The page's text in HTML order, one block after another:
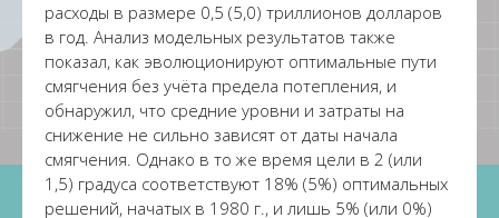
расходы в размере 0,5 (5,0) триллионов долларов
в год. Анализ модельных результатов также
показал, как эволюционируют оптимальные пути
смягчения без учёта предела потепления, и
обнаружил, что средние уровни и затраты на
снижение не сильно зависят от даты начала
смягчения. Однако в то же время цели в 2 (или
1,5) градуса соответствуют 18% (5%) оптимальных
решений, начатых в 1980 г., и лишь 5% (или 0%)